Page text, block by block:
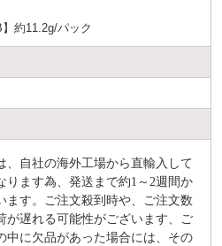
約11.2g/パック
、自社の海外工場から直輸入して
ります為、発送まで約1～2週間か
ます。ご注文殺到時や、ご注文数
が遅れる可能性がございます、ご
中に欠品があった場合には、その